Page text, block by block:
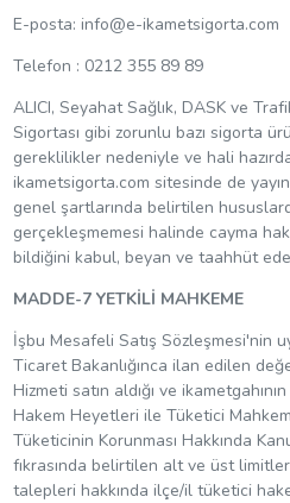
E-posta: info@e-ikametsigorta.com
Telefon : 0212 355 89 89
ALICI, Seyahat Sağlık, DASK ve
Sigortası gibi zorunlu bazı sigorta
gereklilikler nedeniyle ve hali
ikametsigorta.com sitesinde de
genel şartlarında belirtilen
gerçekleşmemesi halinde cayma
bildiğini kabul, beyan ve taahhüt
MADDE-7 YETKİLİ MAHKEME
İşbu Mesafeli Satış Sözleşmesi'nin
Ticaret Bakanlığınca ilan edilen
Hizmeti satın aldığı ve
Hakem Heyetleri ile Tüketici
Tüketicinin Korunması Hakkında
fıkrasında belirtilen alt ve üst
talepleri hakkında ilçe/il tüketici